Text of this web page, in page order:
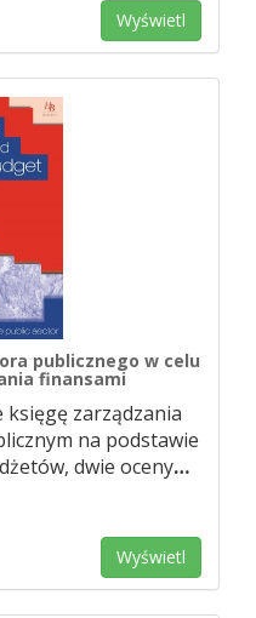
Wyświetl
publicznego w celu
finansami
zarządzania
na podstawie
dwie oceny…
Wyświetl